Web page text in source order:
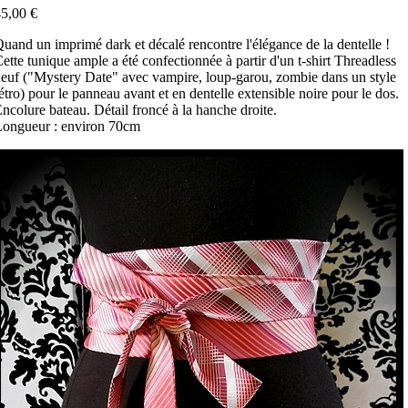
€
un imprimé dark et décalé rencontre l'élégance de la dentelle !
tunique ample a été confectionnée à partir d'un t-shirt Threadless
("Mystery Date" avec vampire, loup-garou, zombie dans un style
pour le panneau avant et en dentelle extensible noire pour le dos.
bateau. Détail froncé à la hanche droite.
: environ 70cm